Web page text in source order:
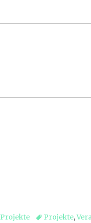
Projekte TagsProjekte,